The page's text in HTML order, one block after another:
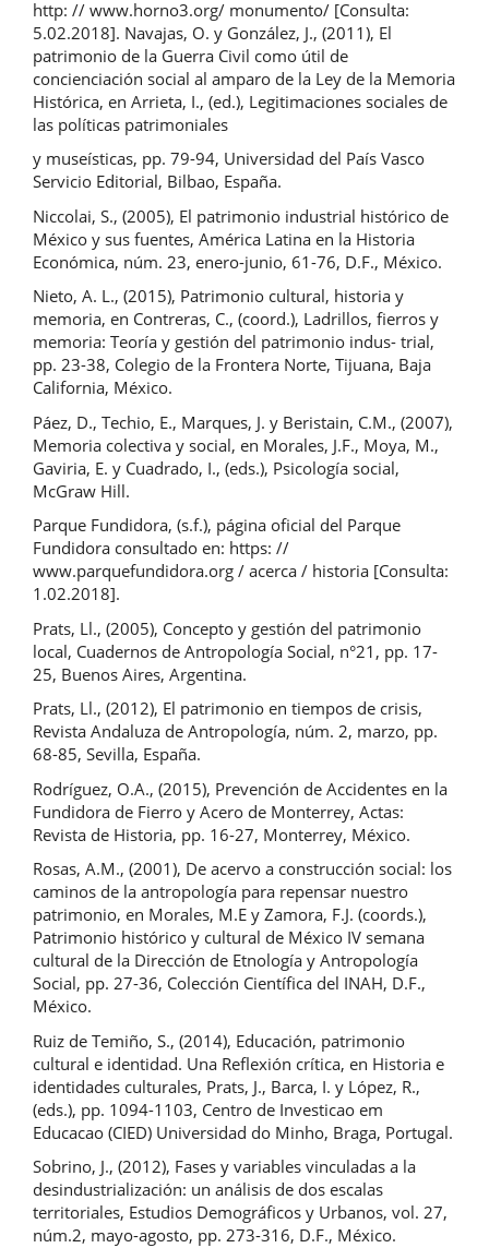
http: // www.horno3.org/ monumento/ [Consulta:
5.02.2018]. Navajas, O. y González, J., (2011), El
patrimonio de la Guerra Civil como útil de
concienciación social al amparo de la Ley de la Memoria
Histórica, en Arrieta, I., (ed.), Legitimaciones sociales de
las políticas patrimoniales
y museísticas, pp. 79-94, Universidad del País Vasco
Servicio Editorial, Bilbao, España.
Niccolai, S., (2005), El patrimonio industrial histórico de
México y sus fuentes, América Latina en la Historia
Económica, núm. 23, enero-junio, 61-76, D.F., México.
Nieto, A. L., (2015), Patrimonio cultural, historia y
memoria, en Contreras, C., (coord.), Ladrillos, fierros y
memoria: Teoría y gestión del patrimonio indus- trial,
pp. 23-38, Colegio de la Frontera Norte, Tijuana, Baja
California, México.
Páez, D., Techio, E., Marques, J. y Beristain, C.M., (2007),
Memoria colectiva y social, en Morales, J.F., Moya, M.,
Gaviria, E. y Cuadrado, I., (eds.), Psicología social,
McGraw Hill.
Parque Fundidora, (s.f.), página oficial del Parque
Fundidora consultado en: https: //
www.parquefundidora.org / acerca / historia [Consulta:
1.02.2018].
Prats, Ll., (2005), Concepto y gestión del patrimonio
local, Cuadernos de Antropología Social, n°21, pp. 17-
25, Buenos Aires, Argentina.
Prats, Ll., (2012), El patrimonio en tiempos de crisis,
Revista Andaluza de Antropología, núm. 2, marzo, pp.
68-85, Sevilla, España.
Rodríguez, O.A., (2015), Prevención de Accidentes en la
Fundidora de Fierro y Acero de Monterrey, Actas:
Revista de Historia, pp. 16-27, Monterrey, México.
Rosas, A.M., (2001), De acervo a construcción social: los
caminos de la antropología para repensar nuestro
patrimonio, en Morales, M.E y Zamora, F.J. (coords.),
Patrimonio histórico y cultural de México IV semana
cultural de la Dirección de Etnología y Antropología
Social, pp. 27-36, Colección Científica del INAH, D.F.,
México.
Ruiz de Temiño, S., (2014), Educación, patrimonio
cultural e identidad. Una Reflexión crítica, en Historia e
identidades culturales, Prats, J., Barca, I. y López, R.,
(eds.), pp. 1094-1103, Centro de Investicao em
Educacao (CIED) Universidad do Minho, Braga, Portugal.
Sobrino, J., (2012), Fases y variables vinculadas a la
desindustrialización: un análisis de dos escalas
territoriales, Estudios Demográficos y Urbanos, vol. 27,
núm.2, mayo-agosto, pp. 273-316, D.F., México.